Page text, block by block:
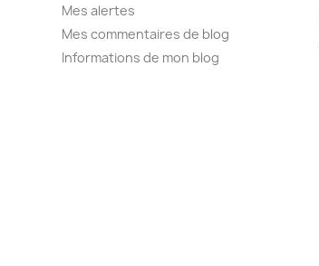
Mes alertes
Mes commentaires de blog
Informations de mon blog